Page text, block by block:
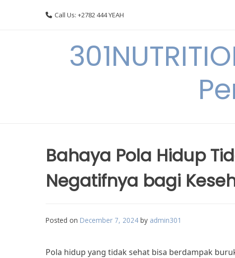
Call Us: +2782 444 YEAH
Bahaya Pola Hidup
Negatifnya bagi
Posted on December 7, 2024 by admin301
Pola hidup yang tidak sehat bisa berdampak